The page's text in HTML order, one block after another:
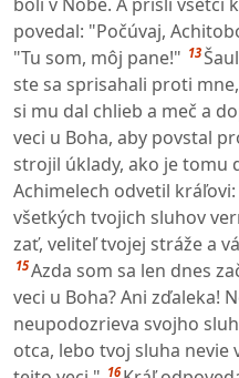
povedal: "Počúvaj,
"Tu som, môj pane!" 13
ste sa sprisahali proti
si mu dal chlieb a meč a
veci u Boha, aby povstal
strojil úklady, ako je tomu
Achimelech odvetil
všetkých tvojich sluhov
zať, veliteľ tvojej stráže a
15Azda som sa len dnes
veci u Boha? Ani zďaleka!
neupodozrieva svojho
otca, lebo tvoj sluha nevie
16